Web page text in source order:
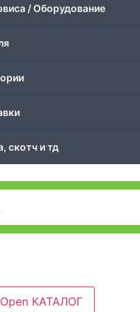
/ Оборудование
скотч и тд
Open КАТАЛОГ